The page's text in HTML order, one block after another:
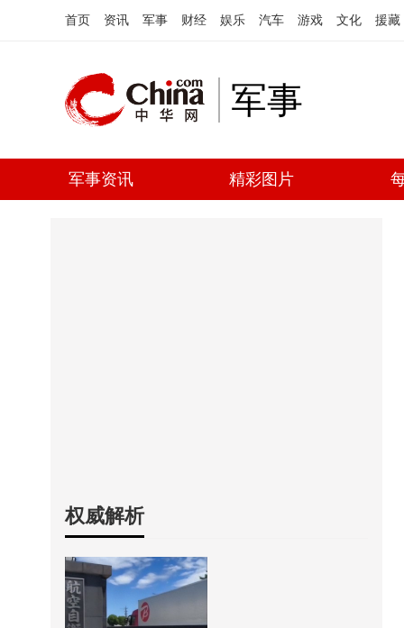
首页 资讯 军事 财经 娱乐 汽车 游戏 文化 援藏
军事
军事资讯 精彩图片
权威解析